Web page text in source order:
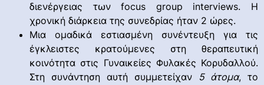
διενέργειας των focus group interviews. Η
χρονική διάρκεια της συνεδρίας ήταν 2 ώρες.
Μια ομαδικά εστιασμένη συνέντευξη για τις
έγκλειστες κρατούμενες στη θεραπευτική
κοινότητα στις Γυναικείες Φυλακές Κορυδαλλού.
Στη συνάντηση αυτή συμμετείχαν 5 άτομα, το